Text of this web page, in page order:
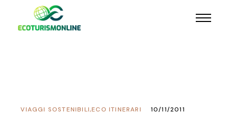
ECO ITINERARI
,
VIAGGI SOSTENIBILI 10/11/2011